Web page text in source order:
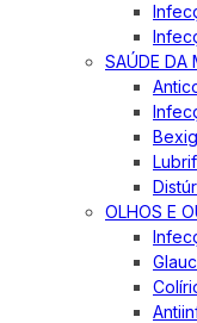
SAÚDE DA
OLHOS E